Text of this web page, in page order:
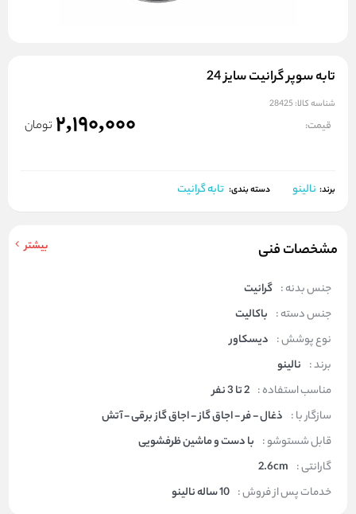
تابه سوپر گرانیت سایز 24
شناسه کالا: 28425
قیمت: 2,190,000 تومان
برند: نالینو دسته بندی: تابه گرانیت
مشخصات فنی بیشتر
جنس بدنه : گرانیت
جنس دسته : باکالیت
نوع پوشش : دیسکاور
برند : نالینو
مناسب استفاده : 2 تا 3 نفر
سازگار با : ذغال - فر - اجاق گاز - اجاق گاز برقی - آتش
قابل شستوشو : با دست و ماشین ظرفشویی
گارانتی : 2.6cm
خدمات پس از فروش : 10 ساله نالینو